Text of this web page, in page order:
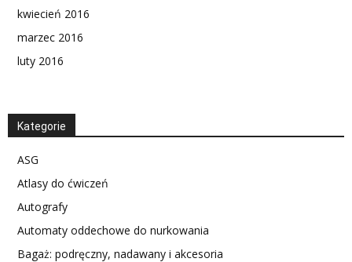
kwiecień 2016
marzec 2016
luty 2016
Kategorie
ASG
Atlasy do ćwiczeń
Autografy
Automaty oddechowe do nurkowania
Bagaż: podręczny, nadawany i akcesoria